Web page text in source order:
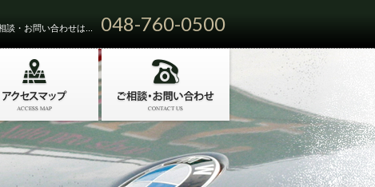
談・お問い合わせは... 048-760-0500